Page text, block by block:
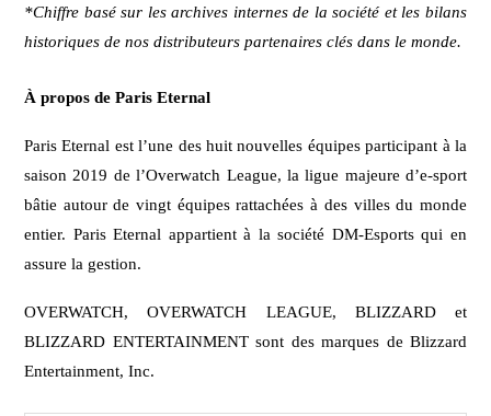
*Chiffre basé sur les archives internes de la société et les bilans
historiques de nos distributeurs partenaires clés dans le monde.
À propos de Paris Eternal
Paris Eternal est l’une des huit nouvelles équipes participant à la
saison 2019 de l’Overwatch League, la ligue majeure d’e-sport
bâtie autour de vingt équipes rattachées à des villes du monde
entier. Paris Eternal appartient à la société DM-Esports qui en
assure la gestion.
OVERWATCH, OVERWATCH LEAGUE, BLIZZARD et
BLIZZARD ENTERTAINMENT sont des marques de Blizzard
Entertainment, Inc.